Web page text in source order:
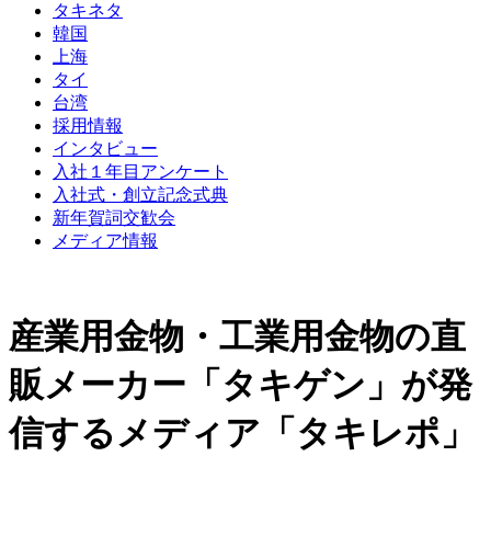
タキネタ
韓国
上海
タイ
台湾
採用情報
インタビュー
入社１年目アンケート
入社式・創立記念式典
新年賀詞交歓会
メディア情報
産業用金物・工業用金物の直
販メーカー「タキゲン」が発
信するメディア「タキレポ」